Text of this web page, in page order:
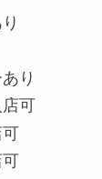
り
可